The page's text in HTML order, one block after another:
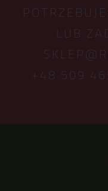
LUB
+48 509